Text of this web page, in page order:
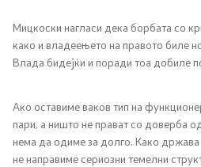
Отворени податоци
Контакт
Контакт
Мицкоски нагласи дека борбата со
како и владеењето на правото биле
Влада бидејќи и поради тоа добиле
Ако оставиме ваков тип на
пари, а ништо не прават со доверба
нема да одиме за долго. Како
не направиме сериозни темелни